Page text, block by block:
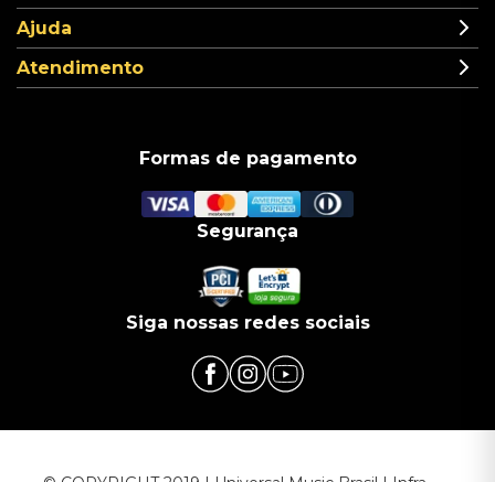
Ajuda
Atendimento
Formas de pagamento
Segurança
Siga nossas redes sociais